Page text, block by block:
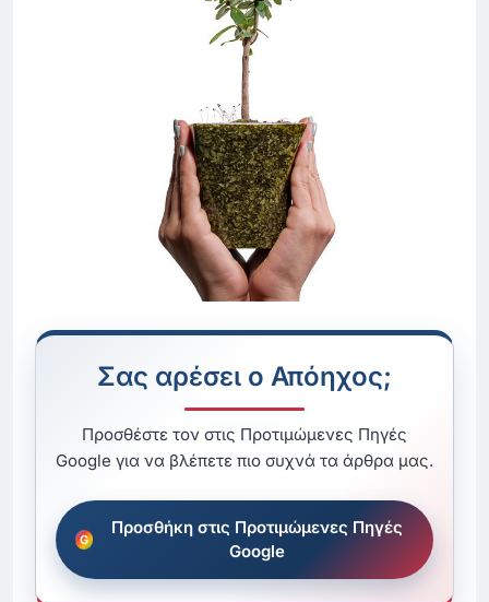
Σας αρέσει ο Απόηχος;
Προσθέστε τον στις Προτιμώμενες Πηγές
Google για να βλέπετε πιο συχνά τα άρθρα μας.
Προσθήκη στις Προτιμώμενες Πηγές
Google